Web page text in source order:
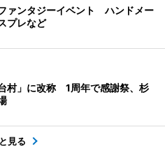
ァンタジーイベント ハンドメー
プレなど
村」に改称 1周年で感謝祭、杉
見る